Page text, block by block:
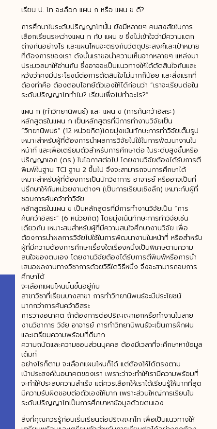
เรียน ป. โท จะเลือก แผน ก หรือ แผน ข ดี?
การศึกษาในระดับปริญญาโทนั้น ยังมีหลายๆ คนสงสัยในการ
เลือกเรียนระหว่างแผน ก กับ แผน ข ซึ่งไม่เข้าใจว่ามีความแตก
ต่างกันอย่างไร และแผนไหนจะตรงกับวัตถุประสงค์และเป้าหมาย
ที่ต้องการของเรา ดังนั้นเราขอนำความเห็นจากหลายๆ แหล่งมา
ประมวลมาให้อ่านกัน ซึ่งอาจจะเป็นแนวทางให้ได้ตัดสินใจกันและ
หวังว่าคงมีประโยชน์ต่อการตัดสินใจไม่มากก็น้อย และสิ่งแรกที่
ต้องทำคือ ต้องตอบโจทย์ตัวเองให้ได้ก่อนว่า “เราจะเรียนต่อใน
ระดับปริญญาโททำไม? เรียนเพื่อไปทำอะไร?”
แผน ก (ทำวิทยานิพนธ์) และ แผน ข (การค้นคว้าอิสระ)
หลักสูตรในแผน ก เป็นหลักสูตรที่มีการทำงานวิจัยเป็น
“วิทยานิพนธ์” (12 หน่วยกิต)โดยมุ่งเน้นทักษะการทำวิจัยเต็มรูป
เหมาะสำหรับผู้ที่ต้องการนำผลการวิจัยไปใช้ในการพัฒนางานใน
หน้าที่ และเพื่อเตรียมตัวสำหรับการศึกษาต่อ ในระดับสูงขึ้นหรือ
ปริญญาเอก (ดร.) ในโอกาสต่อไป โดยงานวิจัยต้องได้รับการตี
พิมพ์ในฐาน TCI ฐาน 2 ขึ้นไป จึงจะสามารถจบการศึกษาได้
เหมาะสำหรับผู้ที่ต้องการเป็นนักวิชาการ อาจารย์ หรืออาจเป็นที่
ปรึกษาให้กับหน่วยงานต่างๆ (เป็นการเรียนเชิงลึก) เหมาะกับผู้ที่
ชอบการค้นคว้าทำวิจัย
หลักสูตรในแผน ข เป็นหลักสูตรที่มีการทำงานวิจัยเป็น “การ
ค้นคว้าอิสระ” (6 หน่วยกิต) โดยมุ่งเน้นทักษะการทำวิจัยเช่น
เดียวกัน เหมาะสมสำหรับผู้ที่มีความสนใจศึกษางานวิจัย เพื่อ
ต้องการนำผลการวิจัยไปใช้ในการพัฒนางานในหน้าที่ หรือสำหรับ
ผู้ที่มีความต้องการศึกษาเรื่องใดเรื่องหนึ่งเป็นพิเศษตามความ
สนใจของตนเอง โดยงานวิจัยต้องได้รับการตีพิมพ์หรือการนำ
เสนอผลงานทางวิชาการด้วยวิธีใดวิธีหนึ่ง จึงจะสามารถจบการ
ศึกษาได้
จะเลือกแผนไหนนั้นขึ้นอยู่กับ
สาขาวิชาที่เรียนบางสาขา การทำวิทยานิพนธ์จะมีประโยชน์
มากกว่าการค้นคว้าอิสระ
การวางอนาคต ถ้าต้องการต่อปริญญาเอกหรือทำงานในสาย
งานวิชาการ วิจัย อาจารย์ การทำวิทยานิพนธ์จะเป็นการฝึกฝน
และเตรียมความพร้อมที่ดีมาก
ความถนัดและความชอบส่วนบุคคล ต้องมีเวลาที่จะศึกษาหาข้อมูล
เต็มที่
อย่างไรก็ตาม จะเลือกแผนไหนก็ได้ แต่ต้องให้ได้ตรงตาม
เป้าประสงค์ในอนาคตของเรา เพราะว่าจะทำให้เรามีความพร้อมที่
จะทำให้ประสบความสำเร็จ แต่ควรเลือกให้เราได้เรียนรู้ให้มากที่สุด
มีความรับผิดชอบต่อตัวเองให้มาก เพราะส่วนใหญ่การเรียนใน
ระดับปริญญาโทเป็นการศึกษาหาข้อมูลด้วยตนเอง
สิ่งที่คุณควรรู้ก่อนเริ่มเรียนต่อปริญญาโท เพื่อเป็นแนวทางให้